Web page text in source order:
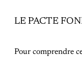
LE PACTE
Pour comprendre